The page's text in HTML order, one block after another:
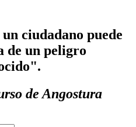
ciudadano puede
de un peligro
de Angostura